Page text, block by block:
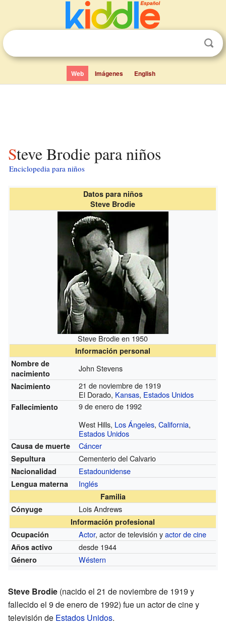
Web Imágenes English
Steve Brodie para niños
Enciclopedia para niños
Datos para niños
Steve Brodie
Steve Brodie en 1950
Información personal
Nombre de
nacimiento
John Stevens
Nacimiento
21 de noviembre de 1919
El Dorado, Kansas, Estados Unidos
Fallecimiento
9 de enero de 1992
West Hills, Los Ángeles,California,
Estados Unidos
Causa de muerte Cáncer
Sepultura Cementerio del Calvario
Nacionalidad Estadounidense
Lengua materna Inglés
Familia
Cónyuge
Lois Andrews
Información profesional
Ocupación
Actor, actor de televisión yactor de cine
Años activo desde 1944
Género Wéstern
Steve Brodie (nacido el 21 de noviembre de 1919 y
fallecido el 9 de enero de 1992) fue un actor de cine y
televisión de Estados Unidos.